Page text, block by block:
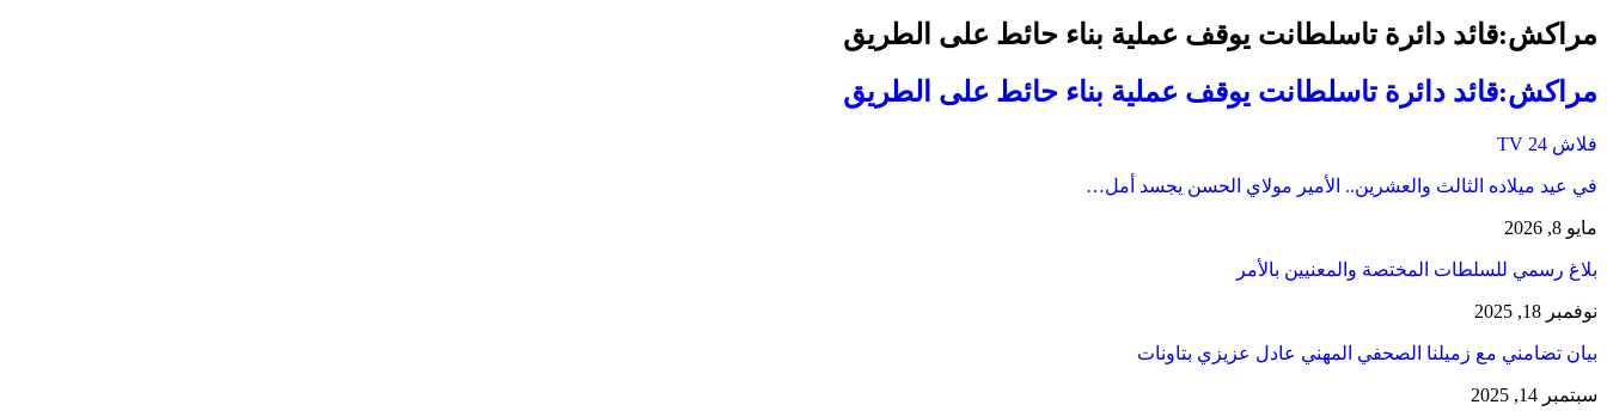
مراكش:قائد دائرة تاسلطانت يوقف عملية بناء حائط على الطريق
مراكش:قائد دائرة تاسلطانت يوقف عملية بناء حائط على الطريق
فلاش 24 TV
في عيد ميلاده الثالث والعشرين.. الأمير مولاي الحسن يجسد أمل…
مايو 8, 2026
بلاغ رسمي للسلطات المختصة والمعنيين بالأمر
نوفمبر 18, 2025
بيان تضامني مع زميلنا الصحفي المهني عادل عزيزي بتاونات
سبتمبر 14, 2025